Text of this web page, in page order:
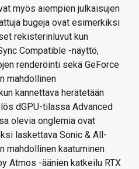
myös aiempien julkaisujen
bugeja ovat esimerkiksi
rekisterinluvut kun
Compatible -näyttö,
renderöinti sekä GeForce
mahdollinen
kannettava herätetään
dGPU-tilassa Advanced
olevia onglemia ovat
laskettava Sonic & All-
mahdollinen kaatuminen
Atmos -äänien katkeilu RTX